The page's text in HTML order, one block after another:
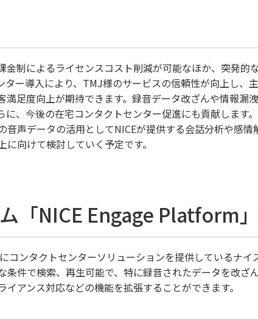
金制によるライセンスコスト削減が可能なほか、突発的
ター導入により、TMJ様のサービスの信頼性が向上し、
足度向上が期待できます。録音データ改ざんや情報漏
、今後の在宅コンタクトセンター促進にも貢献します。
音声データの活用としてNICEが提供する会話分析や感
向けて検討していく予定です。
「NICE Engage Platform
コンタクトセンターソリューションを提供しているナイ
条件で検索、再生可能で、特に録音されたデータを改ざ
アンス対応などの機能を拡張することができます。